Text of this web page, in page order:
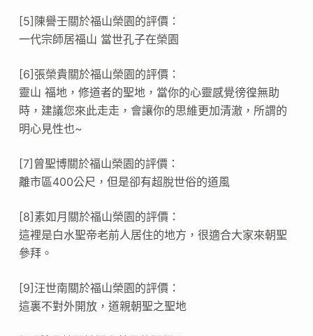
[5]陳譽壬關於福山榮園的評價：
一代宗師居福山 當世孔子在榮園
[6]張榮貴關於福山榮園的評價：
靈山 福地，修道者的聖地，當你的心靈感覺徬徨無助
時，建議您來此走走，會讓你的思維更加清澈，所謂的
明心見性也~
[7]曾聖博關於福山榮園的評價：
離市區400公尺，但是卻有超脫世俗的道風
[8]素如月關於福山榮園的評價：
這裡是白水聖帝老前人居住的地方，很適合大家來朝聖
參拜。
[9]汪世南關於福山榮園的評價：
這裏不對外開放，道親朝聖之聖地